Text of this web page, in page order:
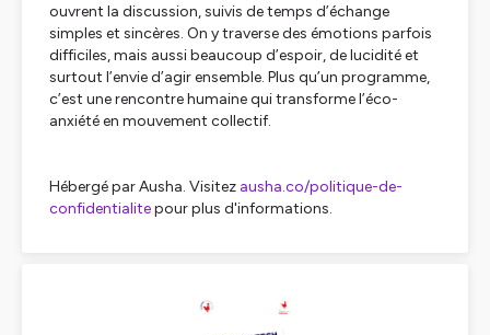
ouvrent la discussion, suivis de temps d’échange
simples et sincères. On y traverse des émotions parfois
difficiles, mais aussi beaucoup d’espoir, de lucidité et
surtout l’envie d’agir ensemble. Plus qu’un programme,
c’est une rencontre humaine qui transforme l’éco-
anxiété en mouvement collectif.
Hébergé par Ausha. Visitez ausha.co/politique-de-
confidentialitepour plus d'informations.